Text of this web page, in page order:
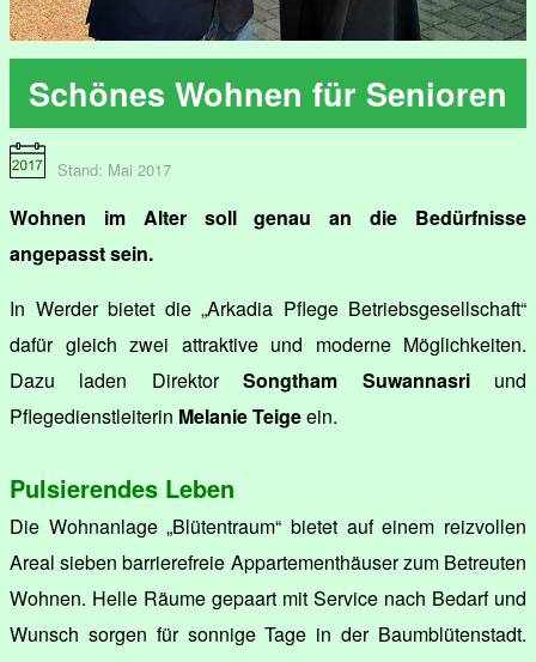
Schönes Wohnen für Senioren
Stand: Mai 2017
Wohnen im Alter soll genau an die Bedürfnisse
angepasst sein.
In Werder bietet die „Arkadia Pflege Betriebsgesellschaft“
dafür gleich zwei attraktive und moderne Möglichkeiten.
Dazu laden DirektorSongtham Suwannasriund
Pflegedienstleiterin Melanie Teigeein.
Pulsierendes Leben
Die Wohnanlage „Blütentraum“ bietet auf einem reizvollen
Areal sieben barrierefreie Appartementhäuser zum Betreuten
Wohnen. Helle Räume gepaart mit Service nach Bedarf und
Wunsch sorgen für sonnige Tage in der Baumblütenstadt.